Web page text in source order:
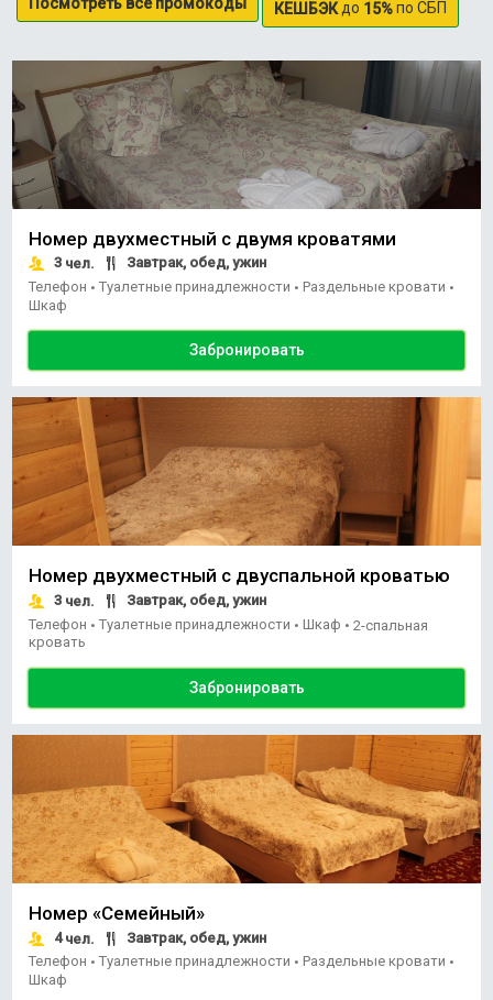
Посмотреть все промокоды КЕШБЭКдо 15%по СБП
Номер двухместный с двумя кроватями
3 чел.
Завтрак, обед, ужин
Телефон • Туалетные принадлежности • Раздельные кровати •
Шкаф
Забронировать
Номер двухместный с двуспальной кроватью
3 чел.
Завтрак, обед, ужин
Телефон • Туалетные принадлежности • Шкаф • 2-спальная
кровать
Забронировать
Номер «Семейный»
4чел.
Завтрак, обед, ужин
Телефон • Туалетные принадлежности • Раздельные кровати •
Шкаф